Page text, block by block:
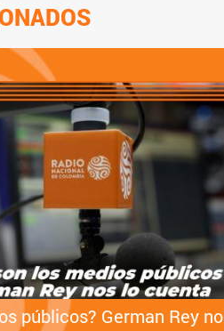
públicos? German Rey